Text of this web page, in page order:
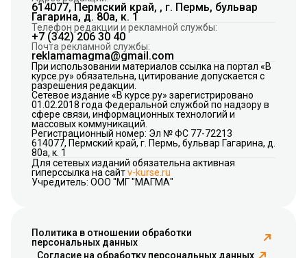
614077, Пермский край, , г. Пермь, бульвар
Гагарина, д. 80а, к. 1
Телефон редакции и рекламной службы:
+7 (342) 206 30 40
Почта рекламной службы:
reklamamagma@gmail.com
При использовании материалов ссылка на портал «В
курсе.ру» обязательна, цитирование допускается с
разрешения редакции.
Сетевое издание «В курсе.ру» зарегистрировано
01.02.2018 года Федеральной службой по надзору в
сфере связи, информационных технологий и
массовых коммуникаций.
Регистрационный номер: Эл № ФС 77-72213
614077, Пермский край, г. Пермь, бульвар Гагарина, д.
80а, к. 1
Для сетевых изданий обязательна активная
гиперссылка на сайтv-kurse.ru
Учредитель: ООО "МГ "МАГМА"
Политика в отношении обработки
персональных данных
Согласие на обработку персональных данных